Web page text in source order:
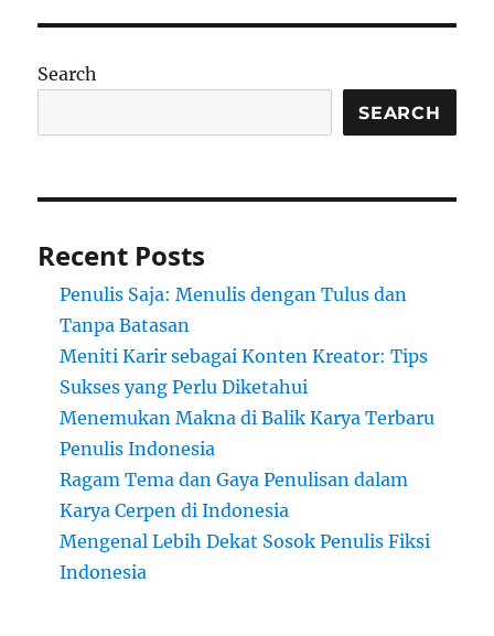
Search
SEARCH
Recent Posts
Penulis Saja: Menulis dengan Tulus dan
Tanpa Batasan
Meniti Karir sebagai Konten Kreator: Tips
Sukses yang Perlu Diketahui
Menemukan Makna di Balik Karya Terbaru
Penulis Indonesia
Ragam Tema dan Gaya Penulisan dalam
Karya Cerpen di Indonesia
Mengenal Lebih Dekat Sosok Penulis Fiksi
Indonesia